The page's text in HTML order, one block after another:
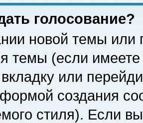
голосование?
новой темы или
темы (если
или
создания
стиля). Если